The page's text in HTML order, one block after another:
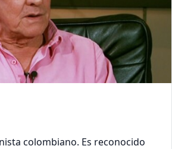
colombiano. Es reconocido